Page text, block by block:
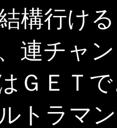
構行け
連チャ
ＧＥＴ
トラマ